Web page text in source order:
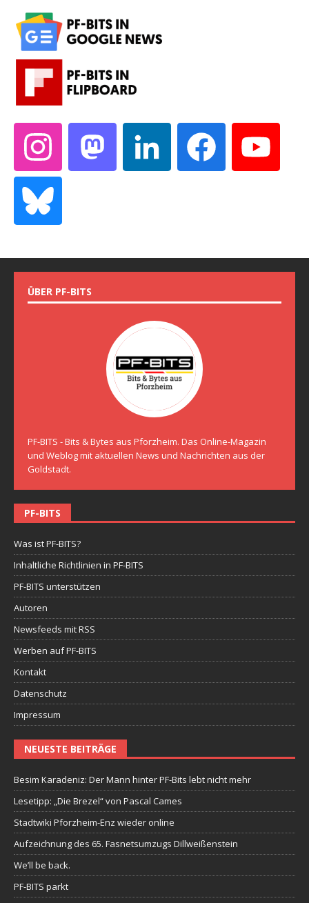
ÜBER PF-BITS
PF-BITS - Bits & Bytes aus Pforzheim. Das Online-Magazin
und Weblog mit aktuellen News und Nachrichten aus der
Goldstadt.
PF-BITS
Was ist PF-BITS?
Inhaltliche Richtlinien in PF-BITS
PF-BITS unterstützen
Autoren
Newsfeeds mit RSS
Werben auf PF-BITS
Kontakt
Datenschutz
Impressum
NEUESTE BEITRÄGE
Besim Karadeniz: Der Mann hinter PF-Bits lebt nicht mehr
Lesetipp: „Die Brezel“ von Pascal Cames
Stadtwiki Pforzheim-Enz wieder online
Aufzeichnung des 65. Fasnetsumzugs Dillweißenstein
We’ll be back.
PF-BITS parkt